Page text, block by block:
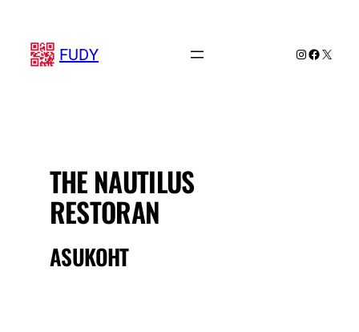
juurde
FUDY Instagram
X
THE NAUTILUS
RESTORAN
ASUKOHT